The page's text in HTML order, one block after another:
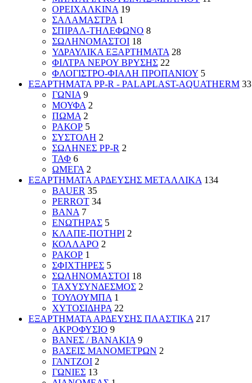
ΟΡΕΙΧΑΛΚΙΝΑ 19
ΣΑΛΑΜΑΣΤΡΑ 1
ΣΠΙΡΑΛ-ΤΗΛΕΦΩΝΟ 8
ΣΩΛΗΝΟΜΑΣΤΟΙ 18
ΥΔΡΑΥΛΙΚΑ ΕΞΑΡΤΗΜΑΤΑ 28
ΦΙΛΤΡΑ ΝΕΡΟΥ ΒΡΥΣΗΣ 22
ΦΛΟΓΙΣΤΡΟ-ΦΙΑΛΗ ΠΡΟΠΑΝΙΟΥ 5
ΕΞΑΡΤΗΜΑΤΑ PP-R - PALAPLAST-AQUATHERM 33
ΓΩΝΙΑ 9
ΜΟΥΦΑ 2
ΠΩΜΑ 2
ΡΑΚΟΡ 5
ΣΥΣΤΟΛΗ 2
ΣΩΛΗΝΕΣ PP-R 2
ΤΑΦ 6
ΩΜΕΓΑ 2
ΕΞΑΡΤΗΜΑΤΑ ΑΡΔΕΥΣΗΣ ΜΕΤΑΛΛΙΚΑ 134
BAUER 35
PERROT 34
ΒΑΝΑ 7
ΕΝΩΤΗΡΑΣ 5
ΚΛΑΠΕ-ΠΟΤΗΡΙ 2
ΚΟΛΛΑΡΟ 2
ΡΑΚΟΡ 1
ΣΦΙΧΤΗΡΕΣ 5
ΣΩΛΗΝΟΜΑΣΤΟΙ 18
ΤΑΧΥΣΥΝΔΕΣΜΟΣ 2
ΤΟΥΛΟΥΜΠΑ 1
ΧΥΤΟΣΙΔΗΡΑ 22
ΕΞΑΡΤΗΜΑΤΑ ΑΡΔΕΥΣΗΣ ΠΛΑΣΤΙΚΑ 217
ΑΚΡΟΦΥΣΙΟ 9
ΒΑΝΕΣ / ΒΑΝΑΚΙΑ 9
ΒΑΣΕΙΣ ΜΑΝΟΜΕΤΡΩΝ 2
ΓΑΝΤΖΟΙ 2
ΓΩΝΙΕΣ 13